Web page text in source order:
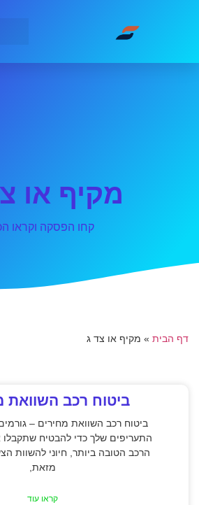
מקיף או
קחו הפסקה וקראו
דף הבית » מקיף או צד ג
ביטוח רכב השוואת
ביטוח רכב השוואת מחירים –
התעריפים שלך כדי להבטיח
הרכב הטובה ביותר, חיוני להשוות
מזאת,
קראו עוד